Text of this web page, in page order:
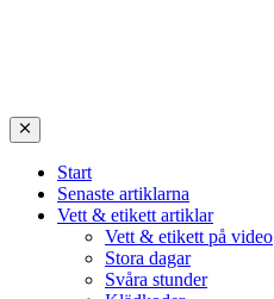
Start
Senaste artiklarna
Vett & etikett artiklar
Vett & etikett på video
Stora dagar
Svåra stunder